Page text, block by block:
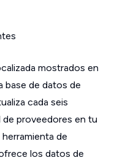
mostrados en
base de datos de
cada seis
de proveedores en tu
de
los datos de